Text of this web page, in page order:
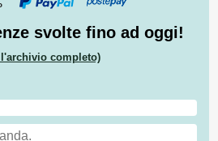
svolte fino ad oggi!
completo)